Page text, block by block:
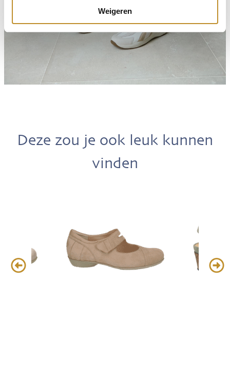
Weigeren
Deze zou je ook leuk kunnen
vinden